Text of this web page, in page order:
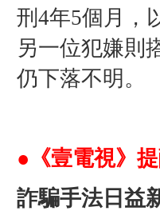
刑4年5個月，
另一位犯嫌則
仍下落不明。
●《壹電視》提
詐騙手法日益